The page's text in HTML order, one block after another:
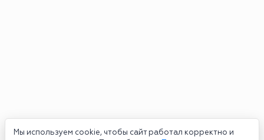
Мы используем cookie, чтобы сайт работал корректно и